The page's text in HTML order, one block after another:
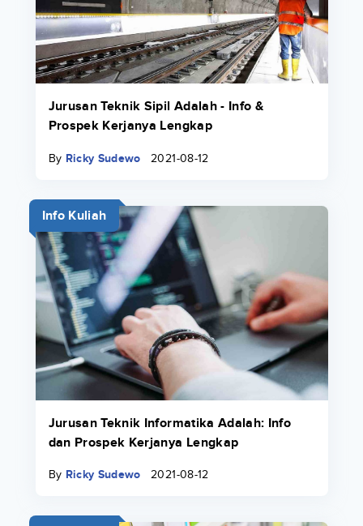
Jurusan Teknik Sipil Adalah - Info &
Prospek Kerjanya Lengkap
By Ricky Sudewo 2021-08-12
Info Kuliah
Jurusan Teknik Informatika Adalah: Info
dan Prospek Kerjanya Lengkap
By Ricky Sudewo 2021-08-12